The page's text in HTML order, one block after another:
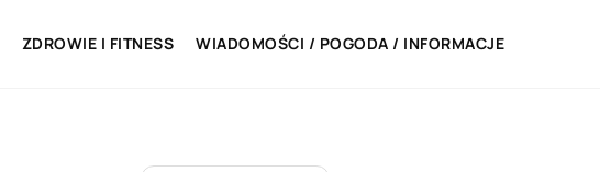
ZDROWIE I FITNESS WIADOMOŚCI / POGODA / INFORMACJE